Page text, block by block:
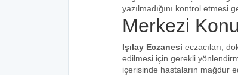
yazılmadığını kontrol etmesi
Merkezi
Işılay Eczanesi eczacıları,
edilmesi için gerekli
içerisinde hastaların mağdur